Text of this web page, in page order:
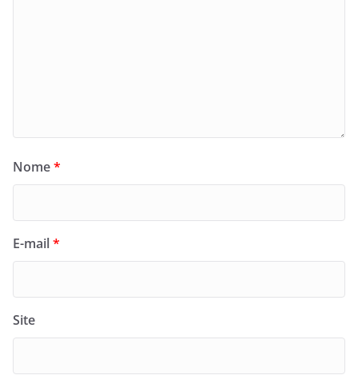
Nome*
E-mail*
Site